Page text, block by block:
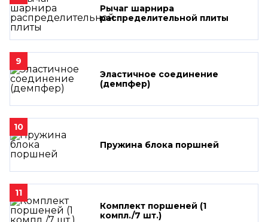
Рычаг шарнира
распределительной плиты
9
Эластичное соединение
(демпфер)
10
Пружина блока поршней
11
Комплект поршеней (1
компл./7 шт.)